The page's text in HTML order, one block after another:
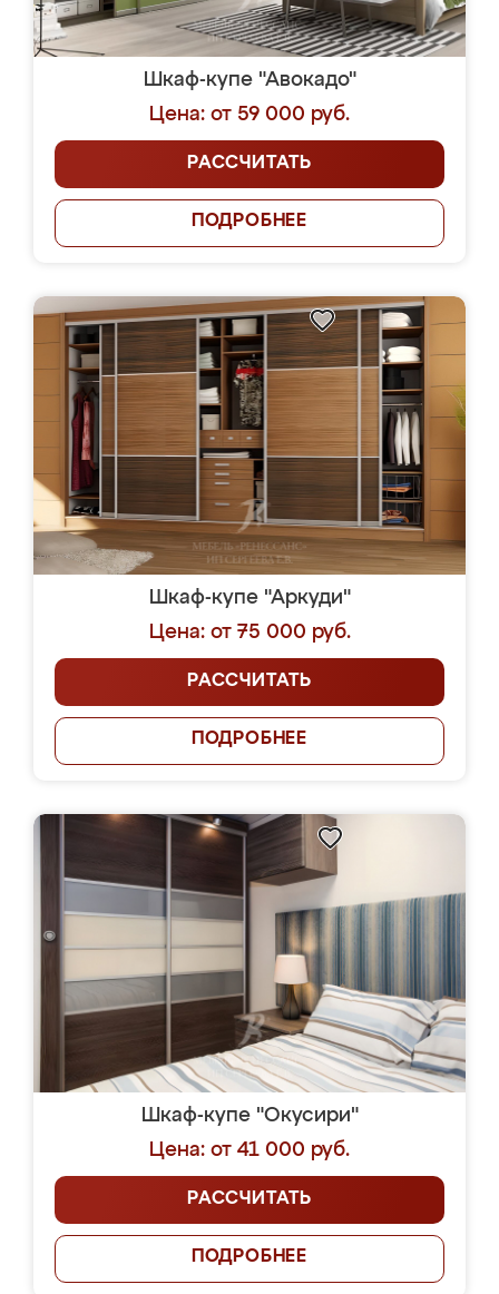
Шкаф-купе "Авокадо"
Цена: от 59 000 руб.
РАССЧИТАТЬ
ПОДРОБНЕЕ
Шкаф-купе "Аркуди"
Цена: от 75 000 руб.
РАССЧИТАТЬ
ПОДРОБНЕЕ
Шкаф-купе "Окусири"
Цена: от 41 000 руб.
РАССЧИТАТЬ
ПОДРОБНЕЕ